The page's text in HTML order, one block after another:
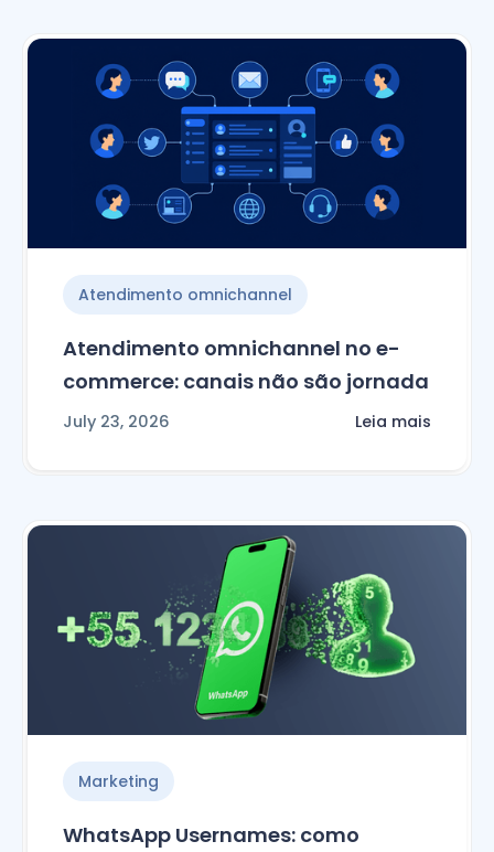
Atendimento omnichannel
Atendimento omnichannel no e-
commerce: canais não são jornada
July 23, 2026 Leia mais
Marketing
WhatsApp Usernames: como